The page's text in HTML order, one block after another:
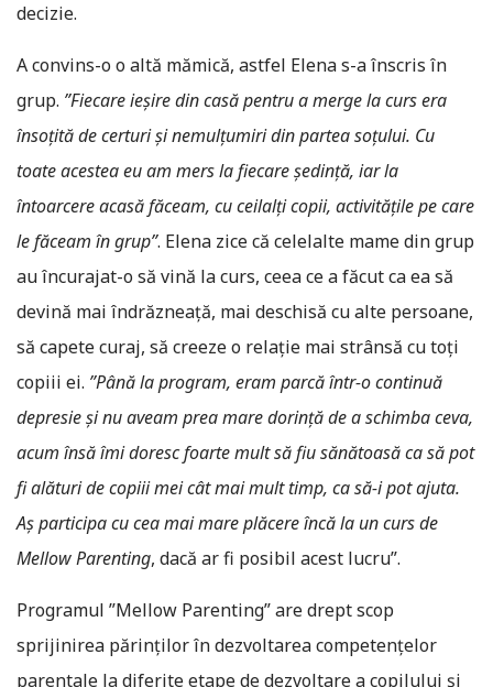
decizie.
A convins-o o altă mămică, astfel Elena s-a înscris în
grup. ”Fiecare ieșire din casă pentru a merge la curs era
însoțită de certuri și nemulțumiri din partea soțului. Cu
toate acestea eu am mers la fiecare ședință, iar la
întoarcere acasă făceam, cu ceilalți copii, activitățile pe care
le făceam în grup”. Elena zice că celelalte mame din grup
au încurajat-o să vină la curs, ceea ce a făcut ca ea să
devină mai îndrăzneață, mai deschisă cu alte persoane,
să capete curaj, să creeze o relație mai strânsă cu toți
copiii ei. ”Până la program, eram parcă într-o continuă
depresie și nu aveam prea mare dorință de a schimba ceva,
acum însă îmi doresc foarte mult să fiu sănătoasă ca să pot
fi alături de copiii mei cât mai mult timp, ca să-i pot ajuta.
Aș participa cu cea mai mare plăcere încă la un curs de
Mellow Parenting, dacă ar fi posibil acest lucru”.
Programul ”Mellow Parenting” are drept scop
sprijinirea părinților în dezvoltarea competențelor
parentale la diferite etape de dezvoltare a copilului şi